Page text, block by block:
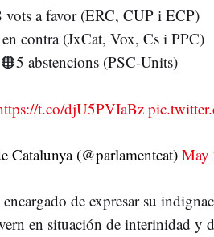
vots a favor (ERC, CUP i ECP)
contra (JxCat, Vox, Cs i PPC)
🟠5 abstencions (PSC-Units)
t.co/djU5PVIaBz
Catalunya (@parlamentcat)May
de expresar su
en situación de interinidad y